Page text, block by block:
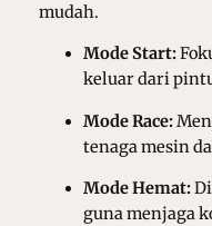
mudah.
Mode Start:
keluar dari
Mode Race:
tenaga mesin
Mode Hemat:Di
guna menjaga